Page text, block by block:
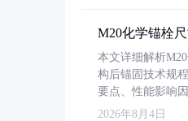
M20化学锚栓
本文详细解析
构后锚固技术规
要点、性能影响
2026年8月4日